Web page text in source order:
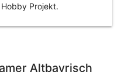
Projekt.
Altbayrisch